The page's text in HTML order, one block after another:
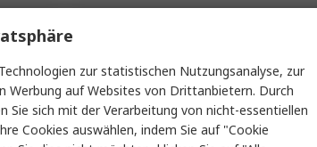
zur statistischen Nutzungsanalyse, zur
Werbung auf Websites von Drittanbietern. Durch
Sie sich mit der Verarbeitung von nicht-essentiellen
Cookies auswählen, indem Sie auf "Cookie